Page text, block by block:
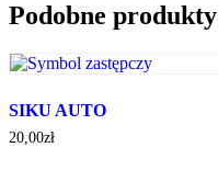
Podobne produkty
SIKU AUTO
20,00zł